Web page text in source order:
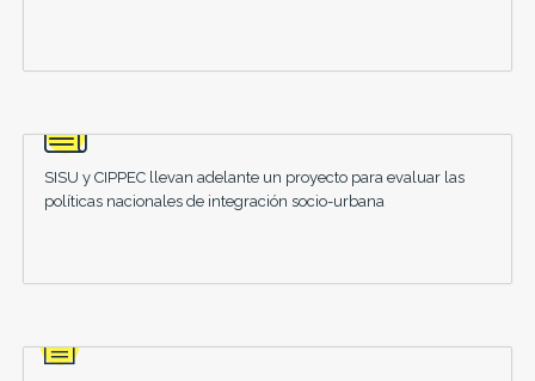
SISU y CIPPEC llevan adelante un proyecto para evaluar las
políticas nacionales de integración socio-urbana